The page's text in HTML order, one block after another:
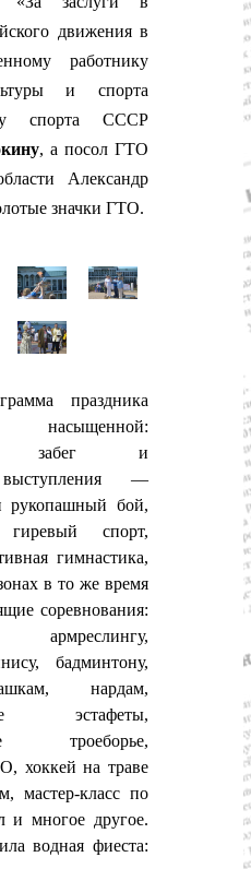
у
ь
т
а
,
с
п
движения в
работнику
и спорта
спорта СССР
, а посол ГТО
Александр
значки ГТО.
праздника
забег и
выступления —
рукопашный бой,
спорт,
гимнастика,
в то же время
соревнования:
бадминтону,
нардам,
эстафеты,
троеборье,
хоккей на траве
мастер-класс по
и многое другое.
водная фиеста: